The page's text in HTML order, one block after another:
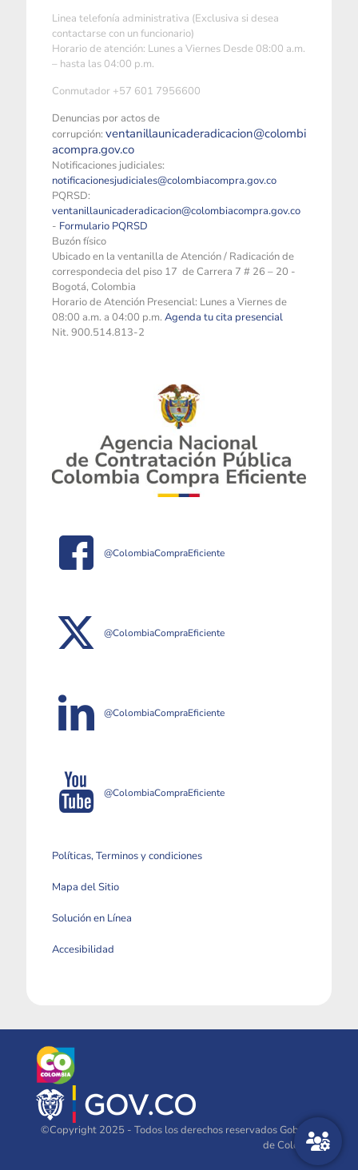
Linea telefonía administrativa (Exclusiva si desea
contactarse con un funcionario)
Horario de atención: Lunes a Viernes Desde 08:00 a.m.
– hasta las 04:00 p.m.
Conmutador +57 601 7956600
Denuncias por actos de
corrupción: ventanillaunicaderadicacion@colombi
acompra.gov.co
Notificaciones judiciales:
notificacionesjudiciales@colombiacompra.gov.co
PQRSD:
ventanillaunicaderadicacion@colombiacompra.gov.co
- Formulario PQRSD
Buzón físico
Ubicado en la ventanilla de Atención / Radicación de
correspondecia del piso 17 de Carrera 7 # 26 – 20 -
Bogotá, Colombia
Horario de Atención Presencial: Lunes a Viernes de
08:00 a.m. a 04:00 p.m. Agenda tu cita presencial
Nit. 900.514.813-2
@ColombiaCompraEficiente
@ColombiaCompraEficiente
@ColombiaCompraEficiente
@ColombiaCompraEficiente
Políticas, Terminos y condiciones
Mapa del Sitio
Solución en Línea
Accesibilidad
©Copyright 2025 - Todos los derechos reservados Gobierno
de Colombia